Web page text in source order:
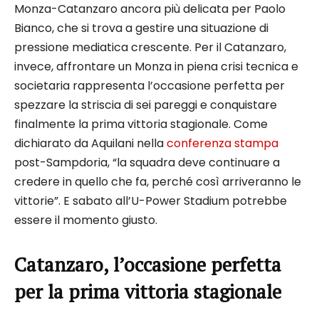
Monza-Catanzaro ancora più delicata per Paolo
Bianco, che si trova a gestire una situazione di
pressione mediatica crescente. Per il Catanzaro,
invece, affrontare un Monza in piena crisi tecnica e
societaria rappresenta l’occasione perfetta per
spezzare la striscia di sei pareggi e conquistare
finalmente la prima vittoria stagionale. Come
dichiarato da Aquilani nellaconferenza stampa
post-Sampdoria, “la squadra deve continuare a
credere in quello che fa, perché così arriveranno le
vittorie”. E sabato all’U-Power Stadium potrebbe
essere il momento giusto.
Catanzaro, l’occasione perfetta
per la prima vittoria stagionale